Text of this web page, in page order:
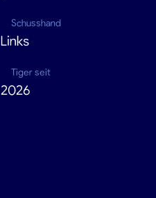
Schusshand
Links
Tiger seit
2026